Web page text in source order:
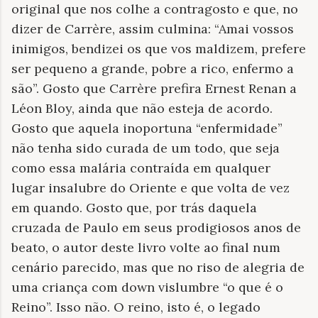
original que nos colhe a contragosto e que, no
dizer de Carrère, assim culmina: “Amai vossos
inimigos, bendizei os que vos maldizem, prefere
ser pequeno a grande, pobre a rico, enfermo a
são”. Gosto que Carrère prefira Ernest Renan a
Léon Bloy, ainda que não esteja de acordo.
Gosto que aquela inoportuna “enfermidade”
não tenha sido curada de um todo, que seja
como essa malária contraída em qualquer
lugar insalubre do Oriente e que volta de vez
em quando. Gosto que, por trás daquela
cruzada de Paulo em seus prodigiosos anos de
beato, o autor deste livro volte ao final num
cenário parecido, mas que no riso de alegria de
uma criança com down vislumbre “o que é o
Reino”. Isso não. O reino, isto é, o legado